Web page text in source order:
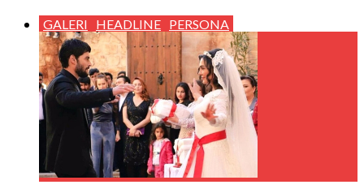
GALERI HEADLINE PERSONA